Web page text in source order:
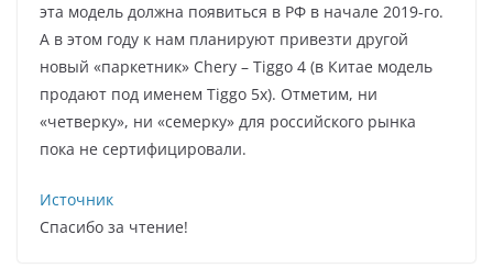
эта модель должна появиться в РФ в начале 2019-го.
А в этом году к нам планируют привезти другой
новый «паркетник» Chery – Tiggo 4 (в Китае модель
продают под именем Tiggo 5x). Отметим, ни
«четверку», ни «семерку» для российского рынка
пока не сертифицировали.
Источник
Спасибо за чтение!